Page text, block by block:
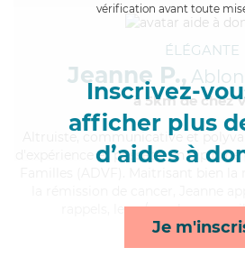
vérification avant toute
Inscrivez-
afficher plus
d’aides à
Je
ÉLÉGANTE
Jeanne P.,
à 5km de chez
, communicative et
d'expérience et possède un diplôme
rappels, lever/coucher,
toilette/